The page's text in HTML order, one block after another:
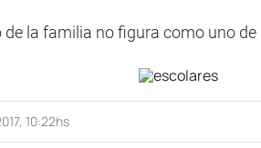
de la familia no figura como uno
10:22hs